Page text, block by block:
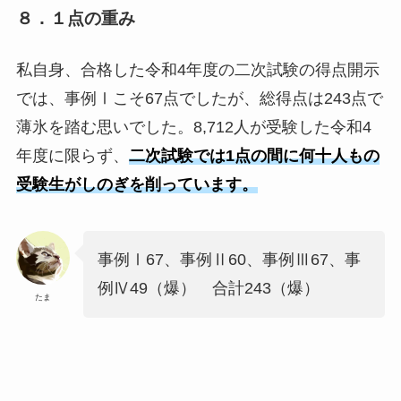
８．１点の重み
私自身、合格した令和4年度の二次試験の得点開示
では、事例Ⅰこそ67点でしたが、総得点は243点で
薄氷を踏む思いでした。8,712人が受験した令和4
年度に限らず、 二次試験では1点の間に何十人もの
受験生がしのぎを削っています。
たま
事例Ⅰ67、事例Ⅱ60、事例Ⅲ67、事
例Ⅳ49（爆） 合計243（爆）